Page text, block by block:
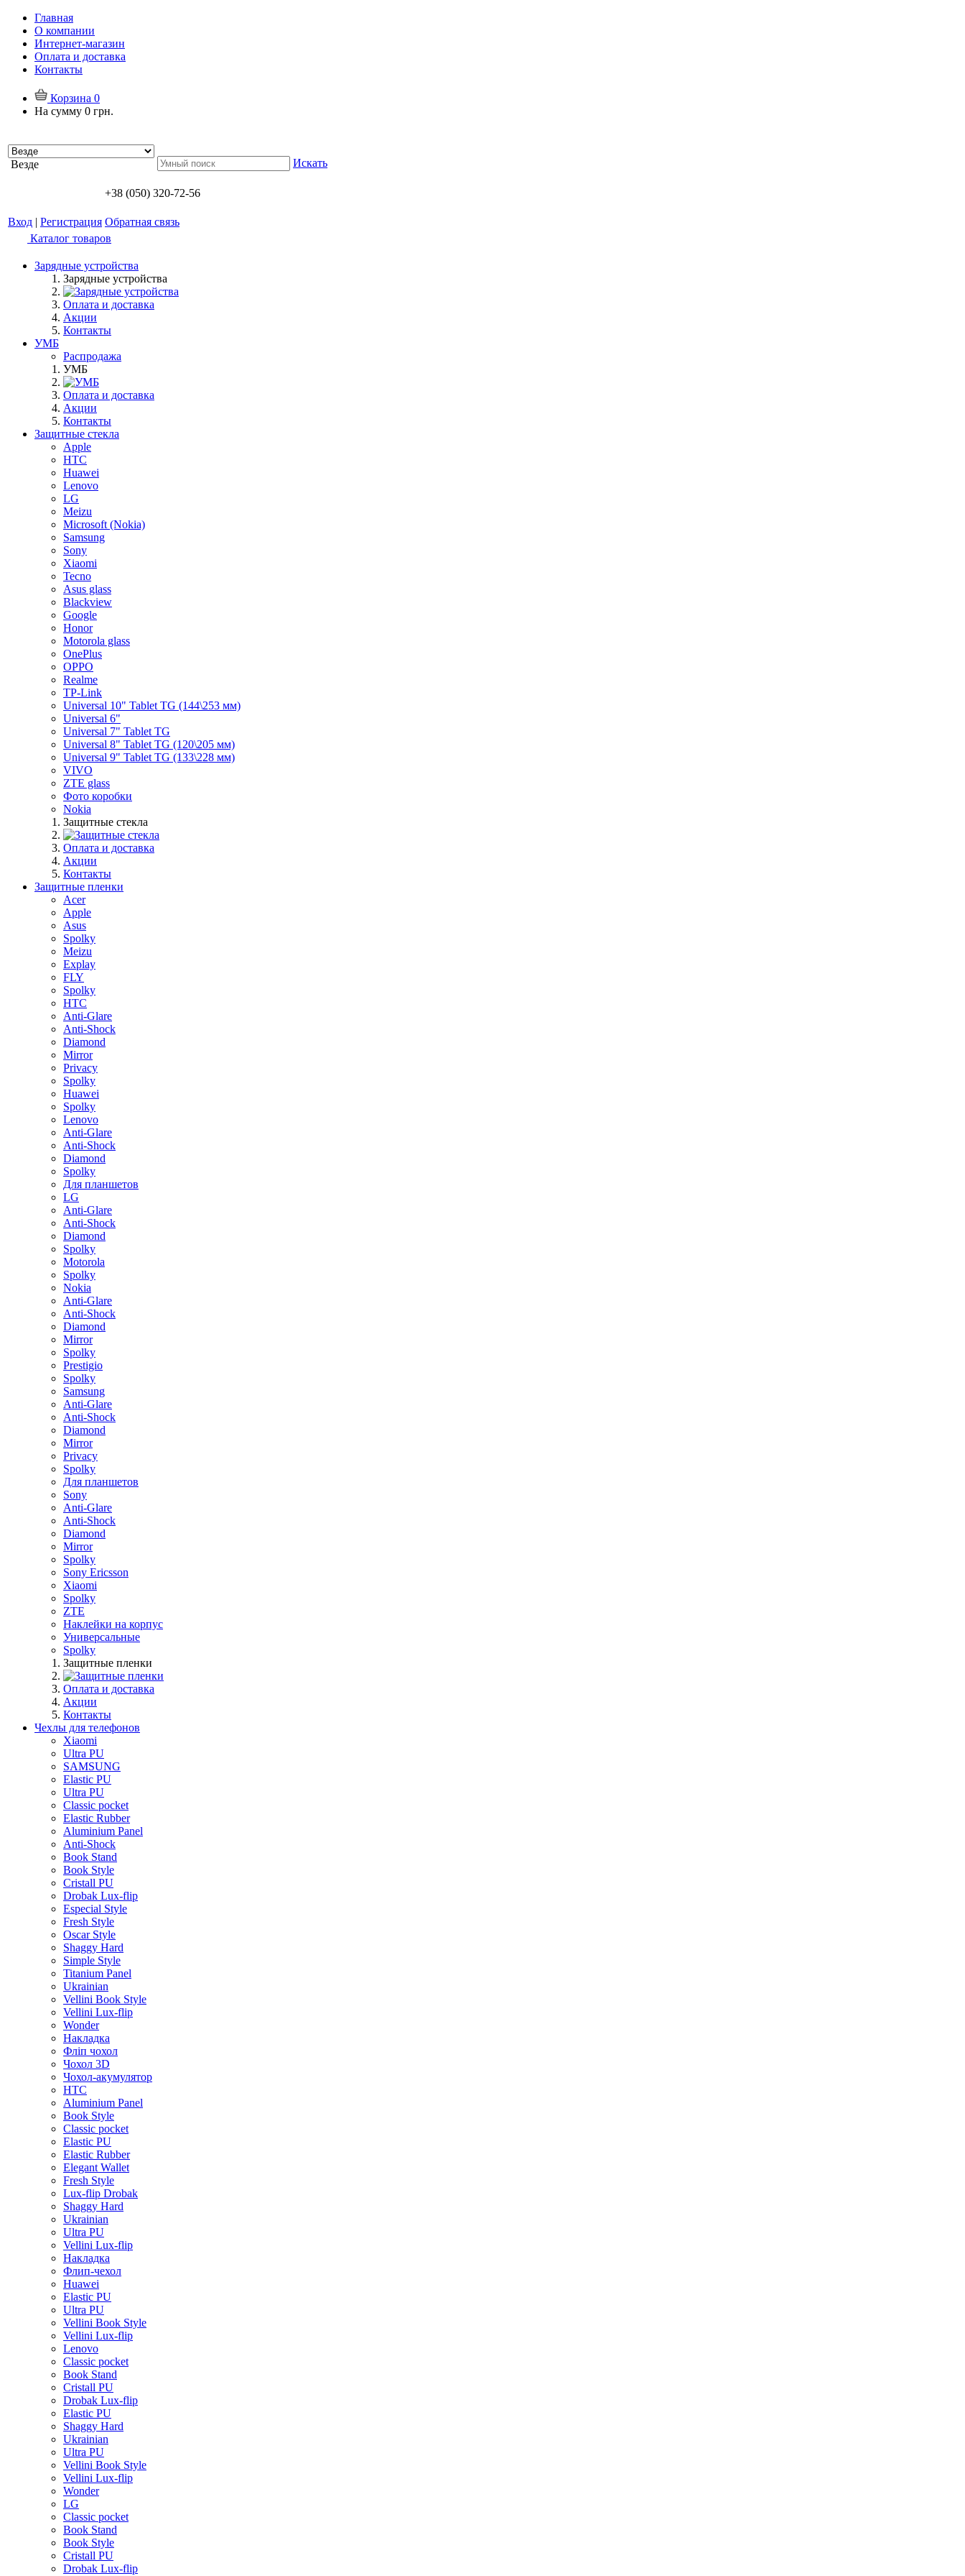
Главная
О компании
Интернет-магазин
Оплата и доставка
Контакты
Корзина 0
На сумму 0 грн.
Везде Искать
+38 (050) 320-72-56
Вход | Регистрация Обратная связь
Каталог товаров
Зарядные устройства
Зарядные устройства
Оплата и доставка
Акции
Контакты
УМБ
Распродажа
УМБ
Оплата и доставка
Акции
Контакты
Защитные стекла
Apple
HTC
Huawei
Lenovo
LG
Meizu
Microsoft (Nokia)
Samsung
Sony
Xiaomi
Tecno
Asus glass
Blackview
Google
Honor
Motorola glass
OnePlus
OPPO
Realme
TP-Link
Universal 10" Tablet TG (144\253 мм)
Universal 6"
Universal 7" Tablet TG
Universal 8" Tablet TG (120\205 мм)
Universal 9" Tablet TG (133\228 мм)
VIVO
ZTE glass
Фото коробки
Nokia
Защитные стекла
Оплата и доставка
Акции
Контакты
Защитные пленки
Acer
Apple
Asus
Spolky
Meizu
Explay
FLY
Spolky
HTC
Anti-Glare
Anti-Shock
Diamond
Mirror
Privacy
Spolky
Huawei
Spolky
Lenovo
Anti-Glare
Anti-Shock
Diamond
Spolky
Для планшетов
LG
Anti-Glare
Anti-Shock
Diamond
Spolky
Motorola
Spolky
Nokia
Anti-Glare
Anti-Shock
Diamond
Mirror
Spolky
Prestigio
Spolky
Samsung
Anti-Glare
Anti-Shock
Diamond
Mirror
Privacy
Spolky
Для планшетов
Sony
Anti-Glare
Anti-Shock
Diamond
Mirror
Spolky
Sony Ericsson
Xiaomi
Spolky
ZTE
Наклейки на корпус
Универсальные
Spolky
Защитные пленки
Оплата и доставка
Акции
Контакты
Чехлы для телефонов
Xiaomi
Ultra PU
SAMSUNG
Elastic PU
Ultra PU
Classic pocket
Elastic Rubber
Aluminium Panel
Anti-Shock
Book Stand
Book Style
Cristall PU
Drobak Lux-flip
Especial Style
Fresh Style
Oscar Style
Shaggy Hard
Simple Style
Titanium Panel
Ukrainian
Vellini Book Style
Vellini Lux-flip
Wonder
Накладка
Фліп чохол
Чохол 3D
Чохол-акумулятор
HTC
Aluminium Panel
Book Style
Classic pocket
Elastic PU
Elastic Rubber
Elegant Wallet
Fresh Style
Lux-flip Drobak
Shaggy Hard
Ukrainian
Ultra PU
Vellini Lux-flip
Накладка
Флип-чехол
Huawei
Elastic PU
Ultra PU
Vellini Book Style
Vellini Lux-flip
Lenovo
Classic pocket
Book Stand
Cristall PU
Drobak Lux-flip
Elastic PU
Shaggy Hard
Ukrainian
Ultra PU
Vellini Book Style
Vellini Lux-flip
Wonder
LG
Classic pocket
Book Stand
Book Style
Cristall PU
Drobak Lux-flip